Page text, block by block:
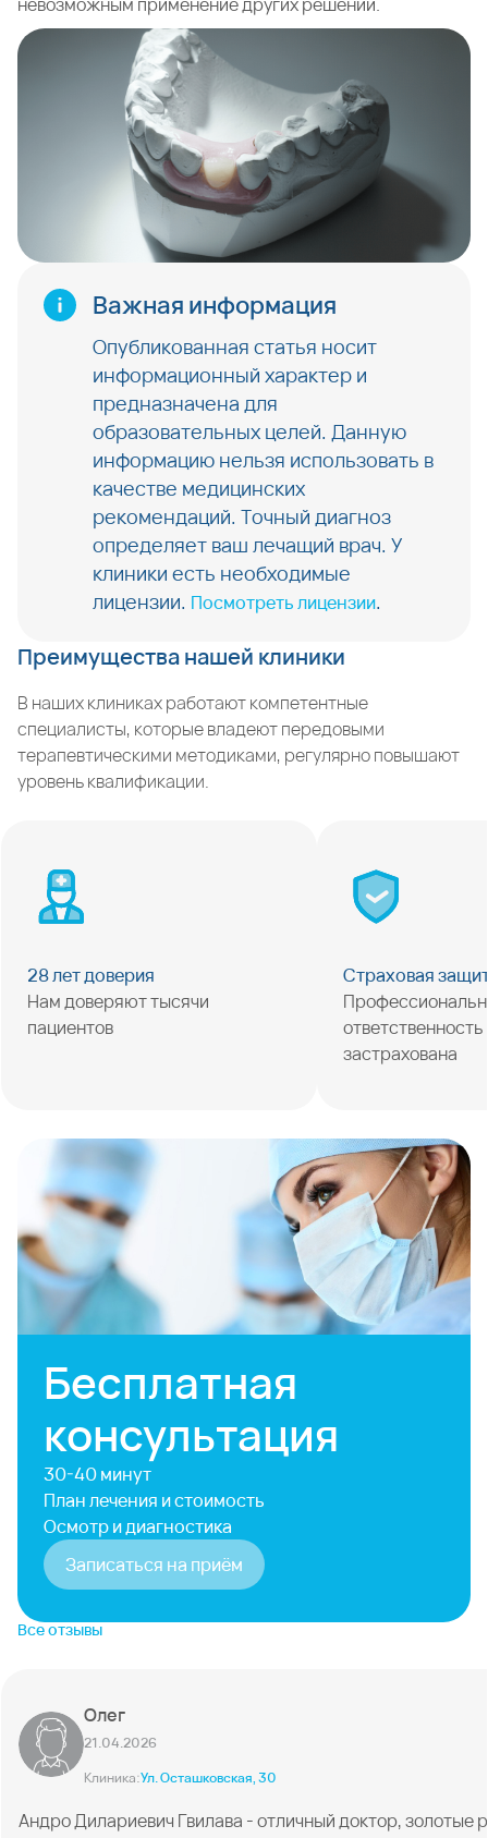
Важная информация
Опубликованная статья носит
информационный характер и
предназначена для
образовательных целей. Данную
информацию нельзя использовать в
качестве медицинских
рекомендаций. Точный диагноз
определяет ваш лечащий врач. У
клиники есть необходимые
лицензии. Посмотреть лицензии.
Преимущества нашей клиники
В наших клиниках работают компетентные
специалисты, которые владеют передовыми
терапевтическими методиками, регулярно повышают
уровень квалификации.
28 лет доверия
Нам доверяют тысячи
пациентов
Страховая
застрахована
Бесплатная
консультация
30-40 минут
План лечения и стоимость
Осмотр и диагностика
Записаться на приём
Все отзывы
Олег
21.04.2026
Клиника:Ул. Осташковская, 30
Андро Дилариевич Гвилава - отличный доктор,